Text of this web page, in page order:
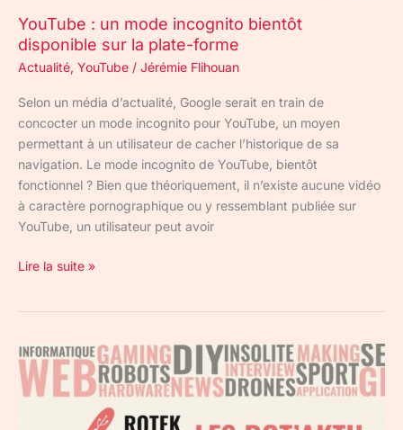
YouTube : un mode incognito bientôt
disponible sur la plate-forme
Actualité, YouTube / Jérémie Flihouan
Selon un média d’actualité, Google serait en train de
concocter un mode incognito pour YouTube, un moyen
permettant à un utilisateur de cacher l’historique de sa
navigation. Le mode incognito de YouTube, bientôt
fonctionnel ? Bien que théoriquement, il n’existe aucune vidéo
à caractère pornographique ou y ressemblant publiée sur
YouTube, un utilisateur peut avoir
Lire la suite »
Microsoft
Edge
sur